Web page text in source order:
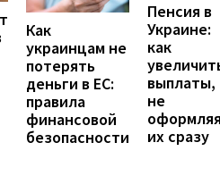
Как
украинцам не
потерять
деньги в ЕС:
правила
финансовой
безопасности
Пенсия в
Украине:
как
выплаты,
не
их сразу